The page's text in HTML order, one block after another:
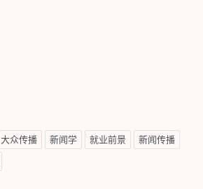
大众传播 新闻学 就业前景 新闻传播